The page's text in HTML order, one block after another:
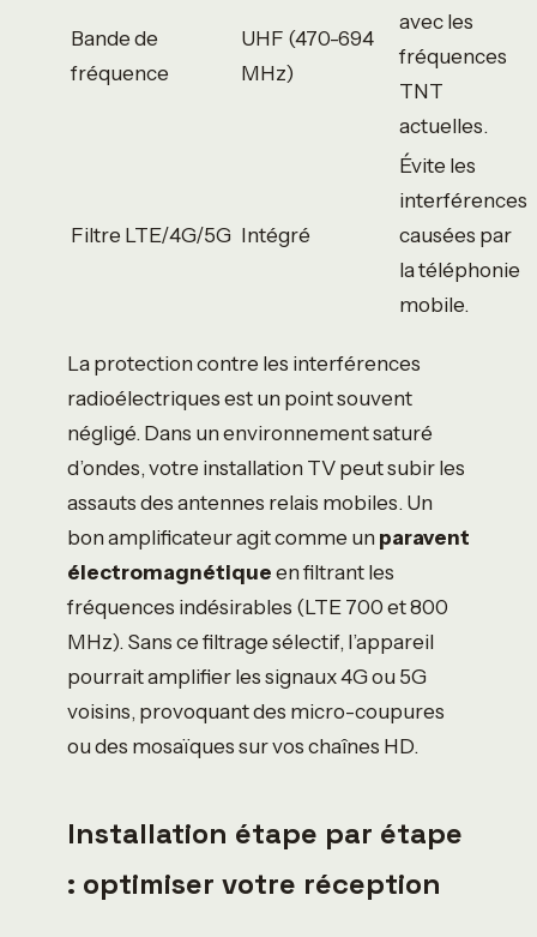
Bande de
fréquence
UHF (470-694
MHz)
avec les
fréquences
TNT
actuelles.
Filtre LTE/4G/5G Intégré
Évite les
interférences
causées par
la téléphonie
mobile.
La protection contre les interférences
radioélectriques est un point souvent
négligé. Dans un environnement saturé
d’ondes, votre installation TV peut subir les
assauts des antennes relais mobiles. Un
bon amplificateur agit comme unparavent
électromagnétiqueen filtrant les
fréquences indésirables (LTE 700 et 800
MHz). Sans ce filtrage sélectif, l’appareil
pourrait amplifier les signaux 4G ou 5G
voisins, provoquant des micro-coupures
ou des mosaïques sur vos chaînes HD.
Installation étape par étape
: optimiser votre réception